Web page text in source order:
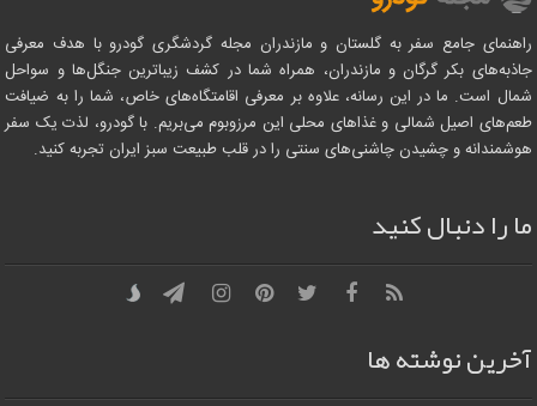
راهنمای جامع سفر به گلستان و مازندران مجله گردشگری گودرو با هدف معرفی
جاذبه‌های بکر گرگان و مازندران، همراه شما در کشف زیباترین جنگل‌ها و سواحل
شمال است. ما در این رسانه، علاوه بر معرفی اقامتگاه‌های خاص، شما را به ضیافت
طعم‌های اصیل شمالی و غذاهای محلی این مرزوبوم می‌بریم. با گودرو، لذت یک سفر
هوشمندانه و چشیدن چاشنی‌های سنتی را در قلب طبیعت سبز ایران تجربه کنید.
ما را دنبال کنید
آخرین نوشته ها